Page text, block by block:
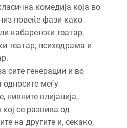
комедија која во
повеќе фази како
кабаретски театар,
театар, психодрама и
сите генерации и во
меѓу
нивните влијанија,
се развива од
на другите и, секако,